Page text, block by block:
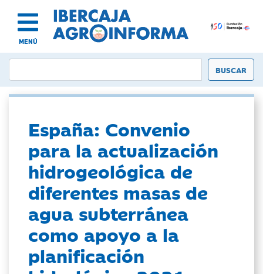
MENÚ
España: Convenio
para la actualización
hidrogeológica de
diferentes masas de
agua subterránea
como apoyo a la
planificación